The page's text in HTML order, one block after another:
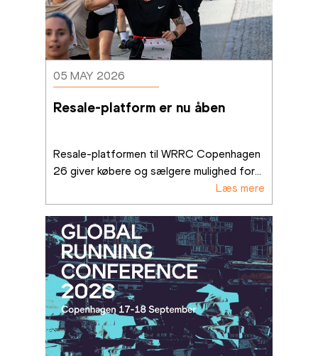
05 MAY 2026
Resale-platform er nu åben
Resale-platformen til WRRC Copenhagen
26 giver købere og sælgere mulighed for...
Læs mere